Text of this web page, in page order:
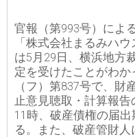
官報（第993号）によ
「株式会社まるみハ
は5月29日、横浜地方
定を受けたことがわ
（フ）第837号で、
止意見聴取・計算報
11時、破産債権の届
る。また、破産管財